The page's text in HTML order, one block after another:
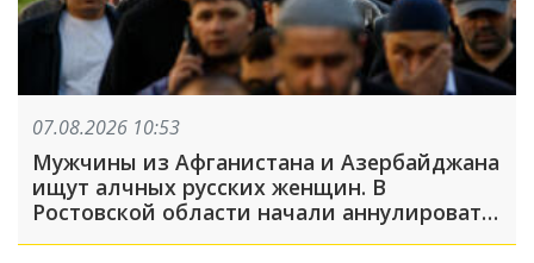
07.08.2026 10:53
Мужчины из Афганистана и Азербайджана
ищут алчных русских женщин. В
Ростовской области начали аннулировать